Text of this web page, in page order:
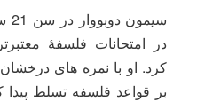
در امتحانات فلسفۀ
کرد. او با نمره های
بر قواعد فلسفه تسلط